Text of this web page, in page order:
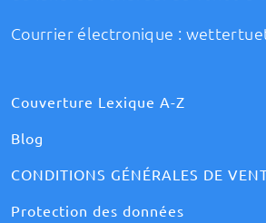
Courrier électronique :
Couverture Lexique A-Z
Blog
CONDITIONS GÉNÉRALES DE
Protection des données